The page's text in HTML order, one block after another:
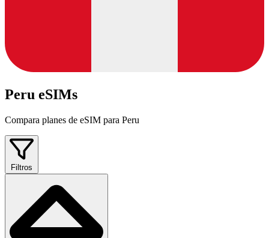
Peru eSIMs
Compara planes de eSIM para Peru
Filtros